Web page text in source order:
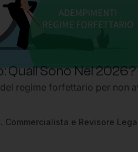
Sono Nel 2026?
regime forfettario per non
Commercialista e Revisore